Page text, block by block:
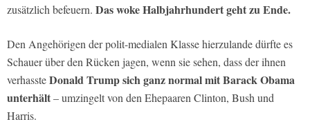
zusätzlich befeuern. Das woke Halbjahrhundert geht zu Ende.
Den Angehörigen der polit-medialen Klasse hierzulande dürfte es
Schauer über den Rücken jagen, wenn sie sehen, dass der ihnen
verhassteDonald Trump sich ganz normal mit Barack Obama
unterhält– umzingelt von den Ehepaaren Clinton, Bush und
Harris.